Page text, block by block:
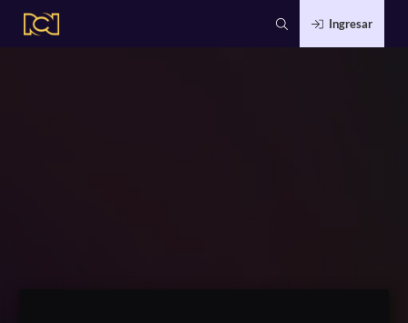
Ingresar